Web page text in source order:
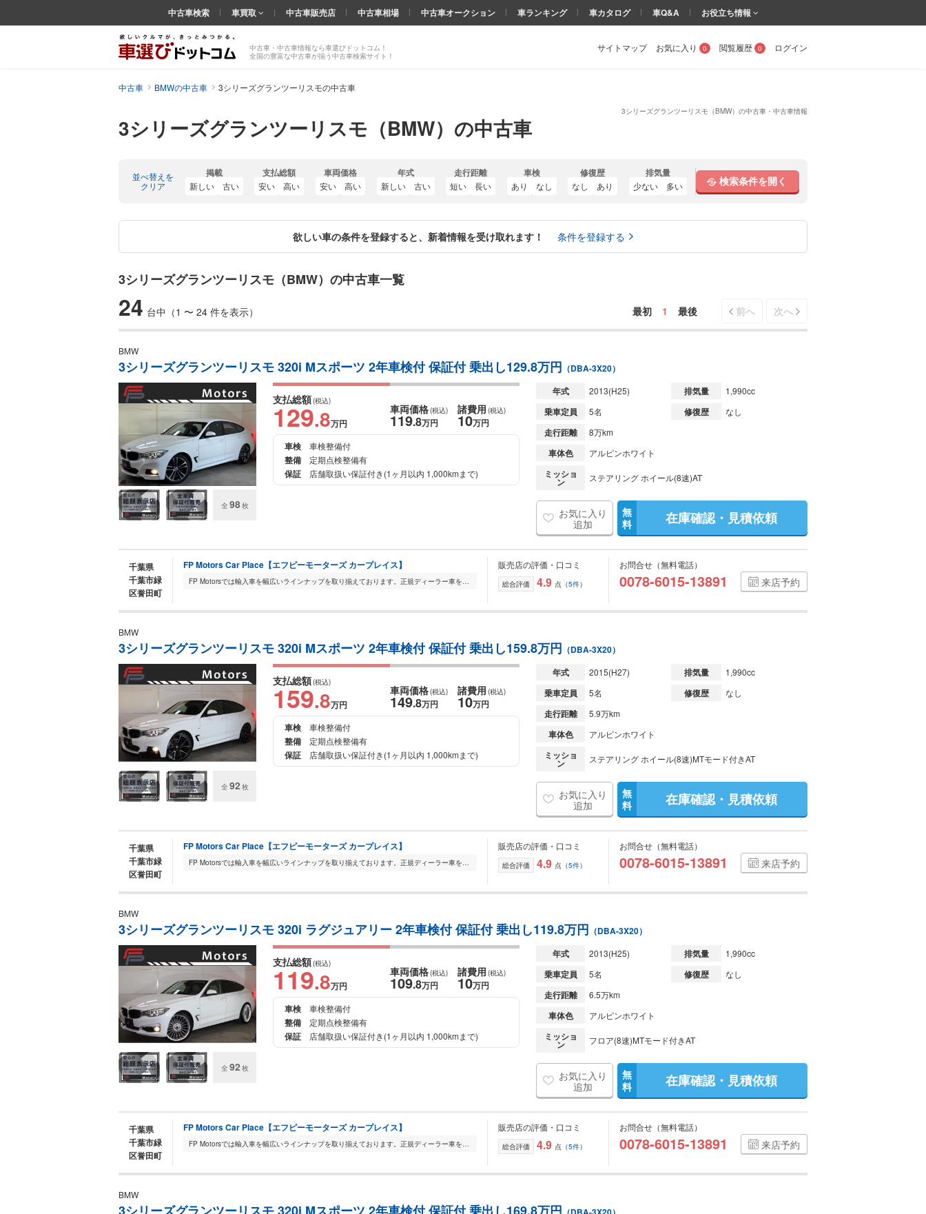
3シリーズグランツーリスモ（BMW）の中古車・中古車情報
3シリーズグランツーリスモ（BMW）の中古車
中古車・中古車情報なら車選びドットコム！
全国の豊富な中古車が揃う中古車検索サイト！
サイトマップ お気に入り 0 閲覧履歴 0 ログイン
中古車検索 車買取 中古車販売店 中古車相場 中古車オークション 車ランキング 車カタログ 車Q&A お役立ち情報
中古車 BMWの中古車 3シリーズグランツーリスモの中古車
並べ替えを
クリア
掲載
新しい 古い
支払総額
安い 高い
車両価格
安い 高い
年式
新しい 古い
走行距離
短い 長い
車検
あり なし
修復歴
なし あり
排気量
少ない 多い 検索条件を開く
欲しい車の条件を登録すると、新着情報を受け取れます！ 条件を登録する
3シリーズグランツーリスモ（BMW）の中古車一覧
24 台中（1 〜 24 件を表示） 最初 1 最後 前へ 次へ
BMW
3シリーズグランツーリスモ 320i Mスポーツ 2年車検付 保証付 乗出し129.8万円 （DBA-3X20）
全 98枚
支払総額(税込)
129.8万円
車両価格(税込)
119.8万円
諸費用 (税込)
10万円
車検
車検整備付
整備 定期点検整備有
保証 店舗取扱い保証付き(1ヶ月以内 1,000kmまで)
年式 2013(H25) 排気量 1,990cc
乗車定員 5名 修復歴 なし
走行距離 8万km
車体色 アルピンホワイト
ミッショ
ン ステアリング ホイール(8速)AT
お気に入り
追加
無
料
在庫確認・見積依頼
千葉県
千葉市緑
区誉田町
FP Motors Car Place【エフピーモーターズ カープレイス】
FP Motorsでは輸入車を幅広いラインナップを取り揃えております。正規ディーラー車を全車室内展示をしておりますので、メンテナンスの行き届いた展示車をごゆっくりご覧...
販売店の評価・口コミ
総合評価 4.9 点（5件）
お問合せ（無料電話）
0078-6015-13891 来店予約
BMW
3シリーズグランツーリスモ 320i Mスポーツ 2年車検付 保証付 乗出し159.8万円 （DBA-3X20）
全 92 枚
支払総額(税込)
159.8万円
車両価格(税込)
149.8万円
諸費用 (税込)
10万円
車検
車検整備付
整備 定期点検整備有
保証 店舗取扱い保証付き(1ヶ月以内 1,000kmまで)
年式 2015(H27) 排気量 1,990cc
乗車定員 5名 修復歴 なし
走行距離 5.9万km
車体色 アルピンホワイト
ミッショ
ン ステアリング ホイール(8速)MTモード付きAT
お気に入り
追加
無
料
在庫確認・見積依頼
千葉県
千葉市緑
区誉田町
FP Motors Car Place【エフピーモーターズ カープレイス】
FP Motorsでは輸入車を幅広いラインナップを取り揃えております。正規ディーラー車を全車室内展示をしておりますので、メンテナンスの行き届いた展示車をごゆっくりご覧...
販売店の評価・口コミ
総合評価 4.9 点（5件）
お問合せ（無料電話）
0078-6015-13891 来店予約
BMW
3シリーズグランツーリスモ 320i ラグジュアリー 2年車検付 保証付 乗出し119.8万円 （DBA-3X20）
全 92 枚
支払総額(税込)
119.8万円
車両価格(税込)
109.8万円
諸費用 (税込)
10万円
車検
車検整備付
整備 定期点検整備有
保証 店舗取扱い保証付き(1ヶ月以内 1,000kmまで)
年式 2013(H25) 排気量 1,990cc
乗車定員 5名 修復歴 なし
走行距離 6.5万km
車体色 アルピンホワイト
ミッショ
ン フロア(8速)MTモード付きAT
お気に入り
追加
無
料
在庫確認・見積依頼
千葉県
千葉市緑
区誉田町
FP Motors Car Place【エフピーモーターズ カープレイス】
FP Motorsでは輸入車を幅広いラインナップを取り揃えております。正規ディーラー車を全車室内展示をしておりますので、メンテナンスの行き届いた展示車をごゆっくりご覧...
販売店の評価・口コミ
総合評価 4.9 点（5件）
お問合せ（無料電話）
0078-6015-13891 来店予約
BMW